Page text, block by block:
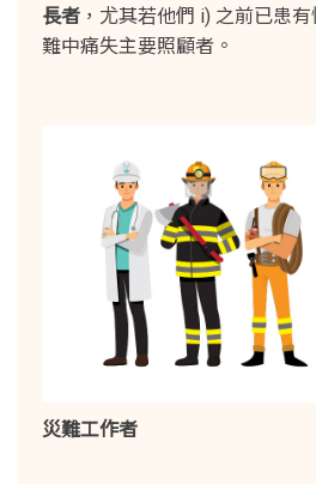
長者 ，尤其若他們 i) 之前已患
難中痛失主要照顧者。
災難工作者